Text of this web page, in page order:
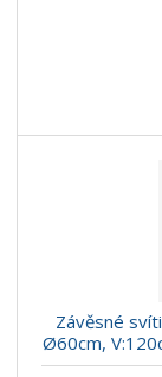
Závěsné
Ø60cm,